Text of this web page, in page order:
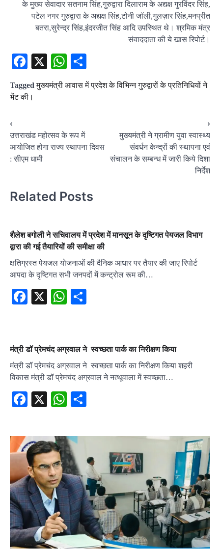
के मुख्य सेवादार सतनाम सिंह,गुरुद्वारा दिलाराम के अद्यक्ष गुरविंदर सिंह,
पटेल नगर गुरुद्वारा के अद्यक्ष सिंह,टोनी जॉली,गुलज़ार सिंह,मनप्रीत
बतरा,सुरेन्द्र सिंह,इंदरजीत सिंह आदि उपस्थित थे। श्रमिक मंत्र
संवाददाता की ये खास रिपोर्ट।
Facebook
X WhatsApp
Taggedमुख्यमंत्री आवास में प्रदेश के विभिन्न गुरुद्वारों के प्रतिनिधियों ने
भेंट की।
Post
navigation
⟵
उत्तराखंड महोत्सव के रूप में
आयोजित होगा राज्य स्थापना दिवस
: सीएम धामी
मुख्यमंत्री ने ग्रामीण युवा स्वास्थ्य
संवर्धन केन्द्रों की स्थापना एवं
संचालन के सम्बन्ध में जारी किये दिशा
निर्देश
⟶
Related Posts
शैलेश बगोली ने सचिवालय में प्रदेश में मानसून के दृष्टिगत पेयजल विभाग
द्वारा की गई तैयारियों की समीक्षा की
क्षतिग्रस्त पेयजल योजनाओं की दैनिक आधार पर तैयार की जाए रिपोर्ट
आपदा के दृष्टिगत सभी जनपदों में कन्ट्रोल रूम की…
Facebook
X WhatsApp
मंत्री डॉ प्रेमचंद अग्रवाल ने स्वच्छता पार्क का निरीक्षण किया
मंत्री डॉ प्रेमचंद अग्रवाल ने स्वच्छता पार्क का निरीक्षण किया शहरी
विकास मंत्री डॉ प्रेमचंद अग्रवाल ने नत्थूवाला में स्वच्छता…
Facebook
X WhatsApp